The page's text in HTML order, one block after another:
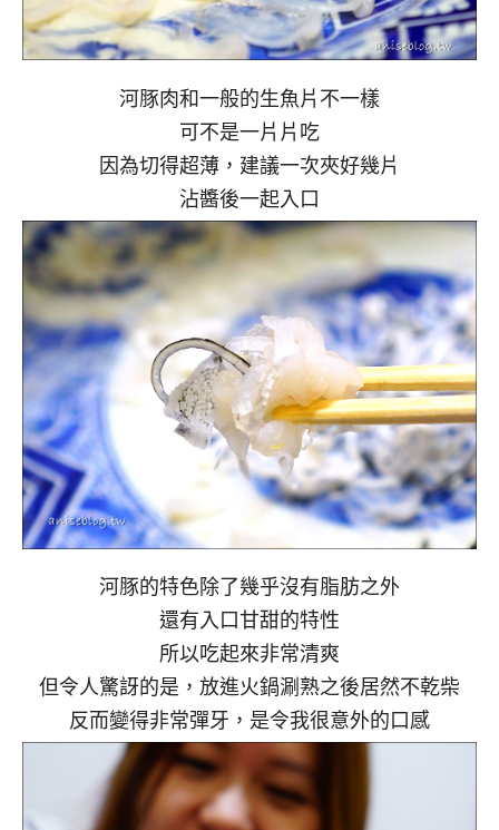
河豚肉和一般的生魚片不一樣
可不是一片片吃
因為切得超薄，建議一次夾好幾片
沾醬後一起入口
河豚的特色除了幾乎沒有脂肪之外
還有入口甘甜的特性
所以吃起來非常清爽
但令人驚訝的是，放進火鍋涮熟之後居然不乾柴
反而變得非常彈牙，是令我很意外的口感